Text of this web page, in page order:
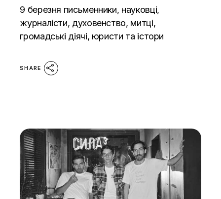
9 березня письменники, науковці,
журналісти, духовенство, митці,
громадські діячі, юристи та істори
SHARE